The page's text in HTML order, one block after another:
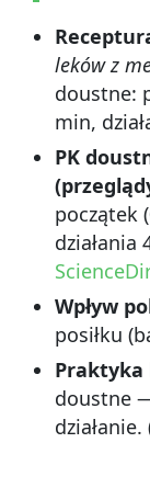
leków z
doustne:
min,
PK
początek
działania
Wpływ
posiłku
Praktyka
doustne
działanie.